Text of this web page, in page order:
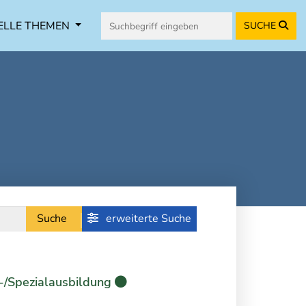
THEMEN SUCHE
Suche erweiterte Suche
Spezialausbildung